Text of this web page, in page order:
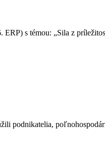
s témou: „Sila z
podnikatelia,